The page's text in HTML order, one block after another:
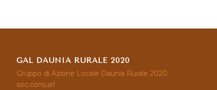
GAL DAUNIA RURALE 2020
Gruppo di Azione Locale Daunia Rurale 2020
soc.cons.arl